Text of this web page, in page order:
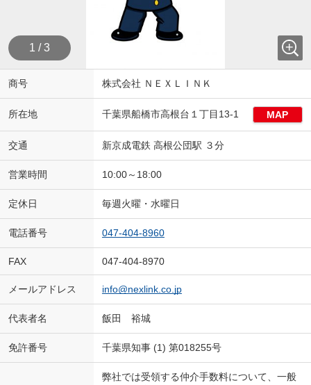
1 / 3
商号 株式会社 ＮＥＸＬＩＮＫ
所在地 千葉県船橋市高根台１丁目13-1 MAP
交通 新京成電鉄 高根公団駅 ３分
営業時間 10:00～18:00
定休日 毎週火曜・水曜日
電話番号 047-404-8960
FAX 047-404-8970
メールアドレス info@nexlink.co.jp
代表者名 飯田 裕城
免許番号 千葉県知事 (1) 第018255号
弊社では受領する仲介手数料について、一般